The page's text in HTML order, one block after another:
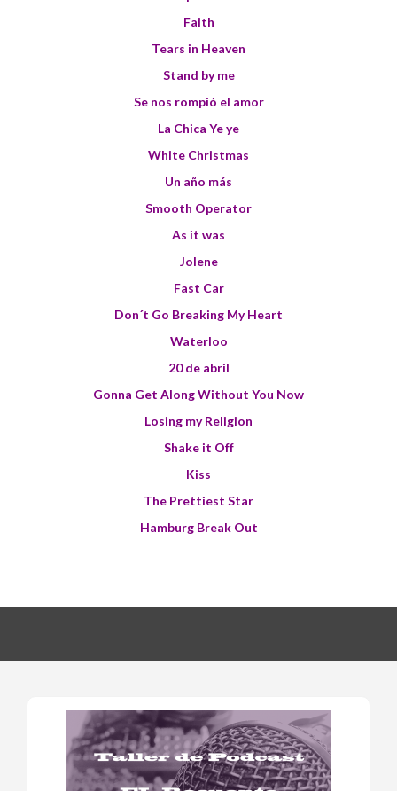
Faith
Tears in Heaven
Stand by me
Se nos rompió el amor
La Chica Ye ye
White Christmas
Un año más
Smooth Operator
As it was
Jolene
Fast Car
Don´t Go Breaking My Heart
Waterloo
20 de abril
Gonna Get Along Without You Now
Losing my Religion
Shake it Off
Kiss
The Prettiest Star
Hamburg Break Out